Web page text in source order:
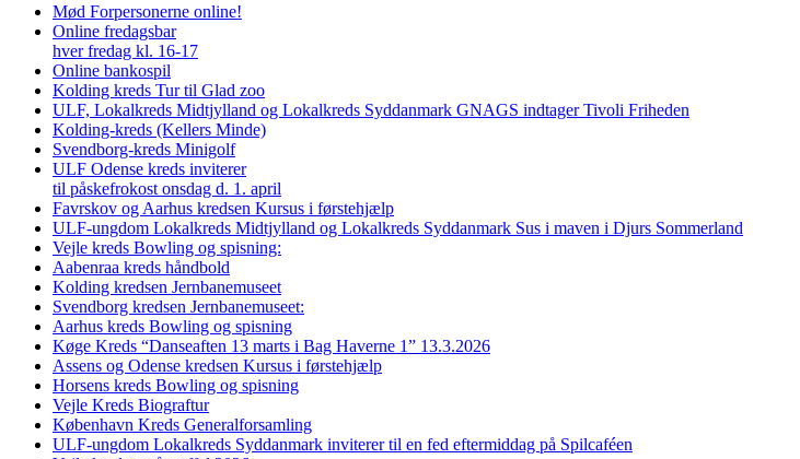
Mød Forpersonerne online!
Online fredagsbar
hver fredag kl. 16-17
Online bankospil
Kolding kreds Tur til Glad zoo
ULF, Lokalkreds Midtjylland og Lokalkreds Syddanmark GNAGS indtager Tivoli Friheden
Kolding-kreds (Kellers Minde)
Svendborg-kreds Minigolf
ULF Odense kreds inviterer
til påskefrokost onsdag d. 1. april
Favrskov og Aarhus kredsen Kursus i førstehjælp
ULF-ungdom Lokalkreds Midtjylland og Lokalkreds Syddanmark Sus i maven i Djurs Sommerland
Vejle kreds Bowling og spisning:
Aabenraa kreds håndbold
Kolding kredsen Jernbanemuseet
Svendborg kredsen Jernbanemuseet:
Aarhus kreds Bowling og spisning
Køge Kreds “Danseaften 13 marts i Bag Haverne 1” 13.3.2026
Assens og Odense kredsen Kursus i førstehjælp
Horsens kreds Bowling og spisning
Vejle Kreds Biograftur
København Kreds Generalforsamling
ULF-ungdom Lokalkreds Syddanmark inviterer til en fed eftermiddag på Spilcaféen